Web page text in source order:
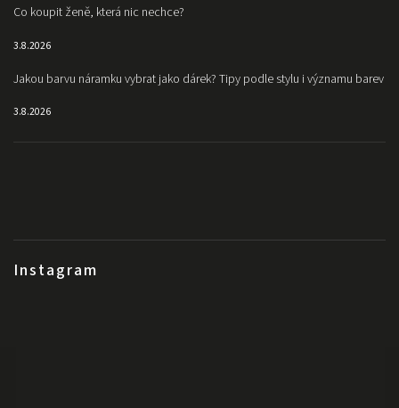
Instagram
Co koupit ženě, která nic nechce?
3.8.2026
Jakou barvu náramku vybrat jako dárek? Tipy podle stylu i významu barev
3.8.2026